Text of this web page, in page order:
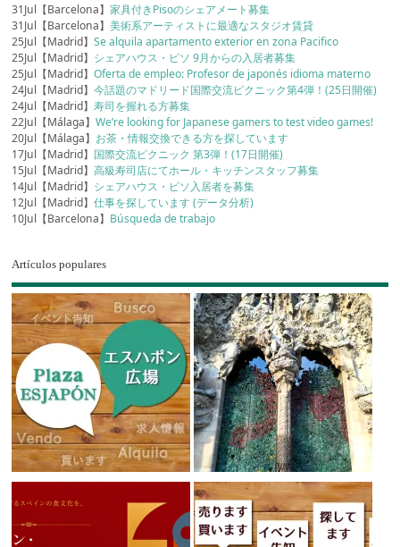
31Jul【Barcelona】家具付きPisoのシェアメート募集
31Jul【Barcelona】美術系アーティストに最適なスタジオ賃貸
25Jul【Madrid】Se alquila apartamento exterior en zona Pacifico
25Jul【Madrid】 シェアハウス・ピソ 9月からの入居者募集
25Jul【Madrid】Oferta de empleo: Profesor de japonés idioma materno
24Jul【Madrid】今話題のマドリード国際交流ピクニック第4弾！(25日開催)
24Jul【Madrid】寿司を握れる方募集
22Jul【Málaga】We’re looking for Japanese gamers to test video games!
20Jul【Málaga】 お茶・情報交換できる方を探しています
17Jul【Madrid】 国際交流ピクニック 第3弾！(17日開催)
15Jul【Madrid】高級寿司店にてホール・キッチンスタッフ募集
14Jul【Madrid】 シェアハウス・ピソ入居者を募集
12Jul【Madrid】仕事を探しています (データ分析)
10Jul【Barcelona】 Búsqueda de trabajo
Artículos populares